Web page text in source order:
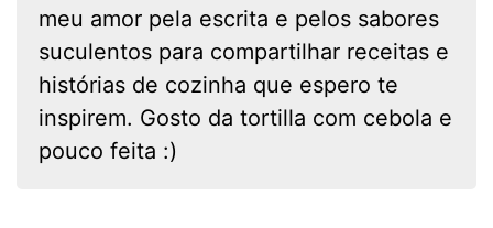
meu amor pela escrita e pelos sabores
suculentos para compartilhar receitas e
histórias de cozinha que espero te
inspirem. Gosto da tortilla com cebola e
pouco feita :)